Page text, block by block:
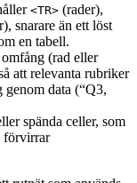
<TR> (rader),
snarare än ett löst
en tabell.
(rad eller
att relevanta rubriker
genom data (“Q3,
spända celler, som
förvirrar